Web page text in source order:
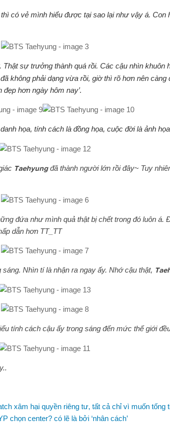
có vẻ mình hiểu được tại sao lại như vậy á. Con
sự trưởng thành quá rồi. Các cậu nhìn khuôn
không phải dạng vừa rồi, giờ thì rõ hơn nên
hơn ngày hôm nay’.
họa, tính cách là đồng họa, cuộc đời là ảnh
Taehyungđã thành người lớn rồi đây~ Tuy
đứa như mình quả thật bị chết trong đó luôn á.
dẫn hơn TT_TT
Nhìn tí là nhận ra ngay ấy. Nhớ cậu thật,
tính cách cậu ấy trong sáng đến mức thế giới
xâm hại quyền riêng tư, tất cả chỉ vì muốn tống
chọn center? có lẽ là bởi ‘nhân cách’